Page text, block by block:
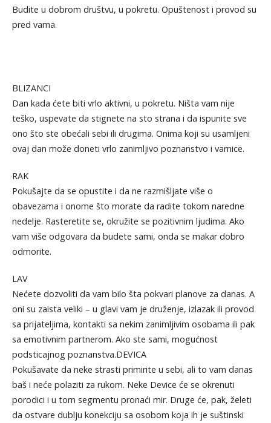
Budite u dobrom društvu, u pokretu. Opuštenost i provod su
pred vama.
BLIZANCI
Dan kada ćete biti vrlo aktivni, u pokretu. Ništa vam nije
teško, uspevate da stignete na sto strana i da ispunite sve
ono što ste obećali sebi ili drugima. Onima koji su usamljeni
ovaj dan može doneti vrlo zanimljivo poznanstvo i varnice.
RAK
Pokušajte da se opustite i da ne razmišljate više o
obavezama i onome što morate da radite tokom naredne
nedelje. Rasteretite se, okružite se pozitivnim ljudima. Ako
vam više odgovara da budete sami, onda se makar dobro
odmorite.
LAV
Nećete dozvoliti da vam bilo šta pokvari planove za danas. A
oni su zaista veliki – u glavi vam je druženje, izlazak ili provod
sa prijateljima, kontakti sa nekim zanimljivim osobama ili pak
sa emotivnim partnerom. Ako ste sami, mogućnost
podsticajnog poznanstva.DEVICA
Pokušavate da neke strasti primirite u sebi, ali to vam danas
baš i neće polaziti za rukom. Neke Device će se okrenuti
porodici i u tom segmentu pronaći mir. Druge će, pak, želeti
da ostvare dublju konekciju sa osobom koja ih je suštinski